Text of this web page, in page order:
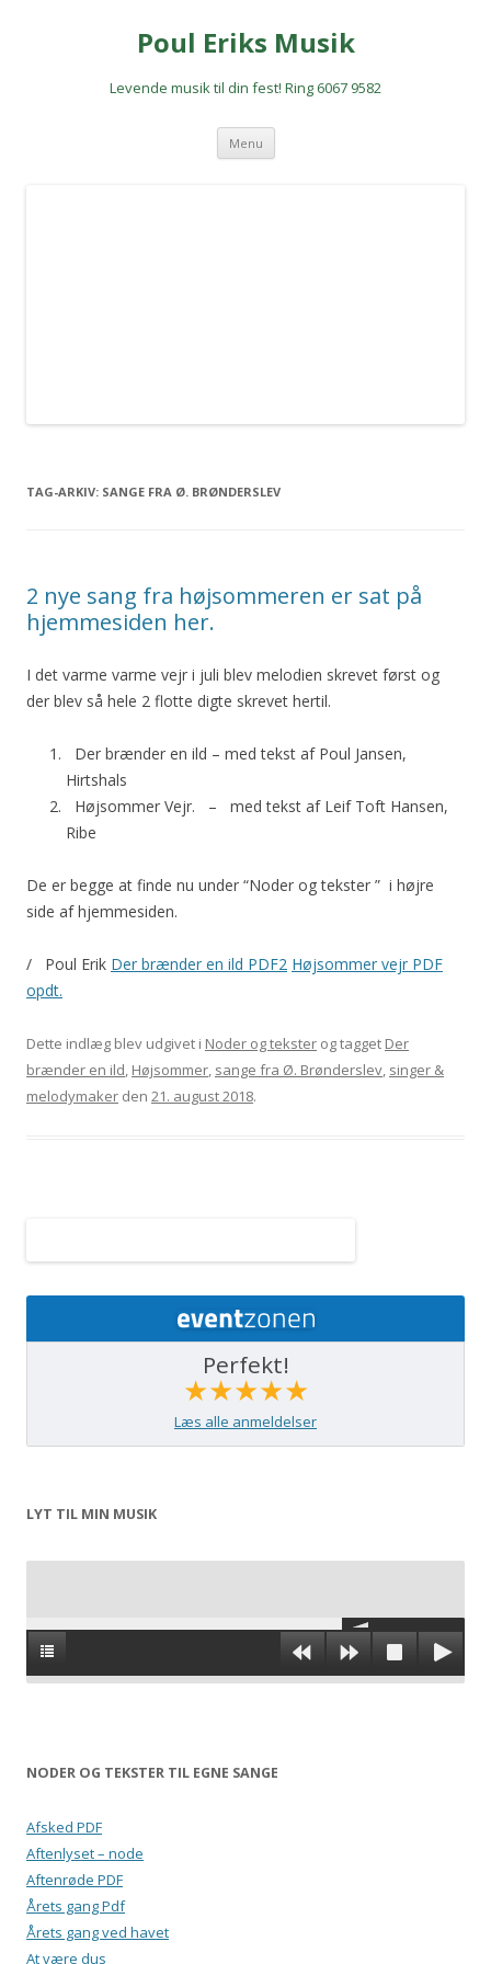
Poul Eriks Musik
Levende musik til din fest! Ring 6067 9582
Menu Hop
indhold
TAG-ARKIV: SANGE FRA Ø. BRØNDERSLEV
2 nye sang fra højsommeren er sat på
hjemmesiden her.
I det varme varme vejr i juli blev melodien skrevet først og
der blev så hele 2 flotte digte skrevet hertil.
Der brænder en ild – med tekst af Poul Jansen,
Hirtshals
Højsommer Vejr. – med tekst af Leif Toft Hansen,
Ribe
De er begge at finde nu under “Noder og tekster ” i højre
side af hjemmesiden.
/ Poul Erik Der brænder en ild PDF2 Højsommer vejr PDF
opdt.
Dette indlæg blev udgivet i Noder og tekster og tagget Der
brænder en ild, Højsommer, sange fra Ø. Brønderslev, singer &
melodymaker den 21. august 2018.
Perfekt!
★★★★★
Læs alle anmeldelser
LYT TIL MIN MUSIK
NODER OG TEKSTER TIL EGNE SANGE
Afsked PDF
Aftenlyset – node
Aftenrøde PDF
Årets gang Pdf
Årets gang ved havet
At være dus